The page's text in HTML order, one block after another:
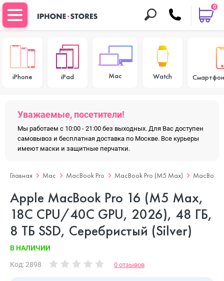
0
iPhone iPad Mac Watch
Уважаемые, посетители!
Мы работаем с 10:00 - 21:00 без выходных. Для Вас доступен
самовывоз и бесплатная доставка по Москве. Все курьеры
имеют маски и защитные перчатки.
Главная Mac MacBook Pro MacBook Pro (M5 Max) MacBook
Apple MacBook Pro 16 (M5 Max,
18C CPU/40C GPU, 2026), 48 ГБ,
8 ТБ SSD, Серебристый (Silver)
В НАЛИЧИИ
Код: 2898 0 отзывов